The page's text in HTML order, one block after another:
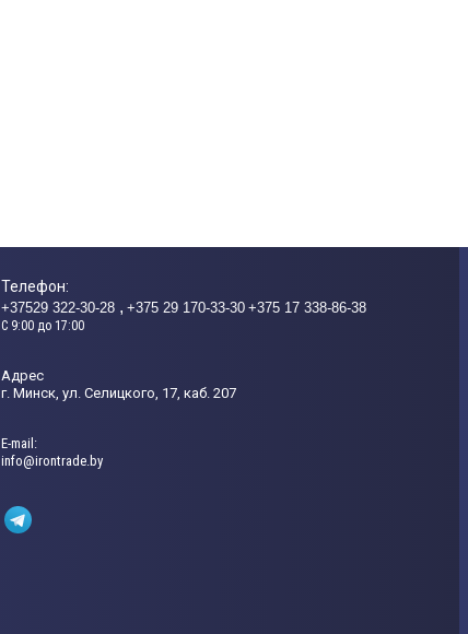
Телефон:
+37529 322-30-28 +375 29 170-33-30 +375 17 338-86-38
C 9:00 до 17:00
Адрес
г. Минск, ул. Селицкого, 17, каб. 207
Е-mail:
info@irontrade.by